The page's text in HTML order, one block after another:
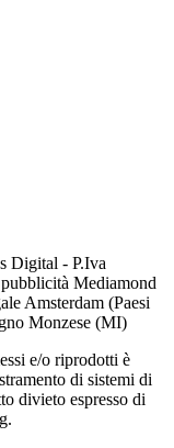
Digital - P.Iva
Mediamond
Amsterdam (Paesi
Monzese (MI)
e/o riprodotti è
di sistemi di
divieto espresso di